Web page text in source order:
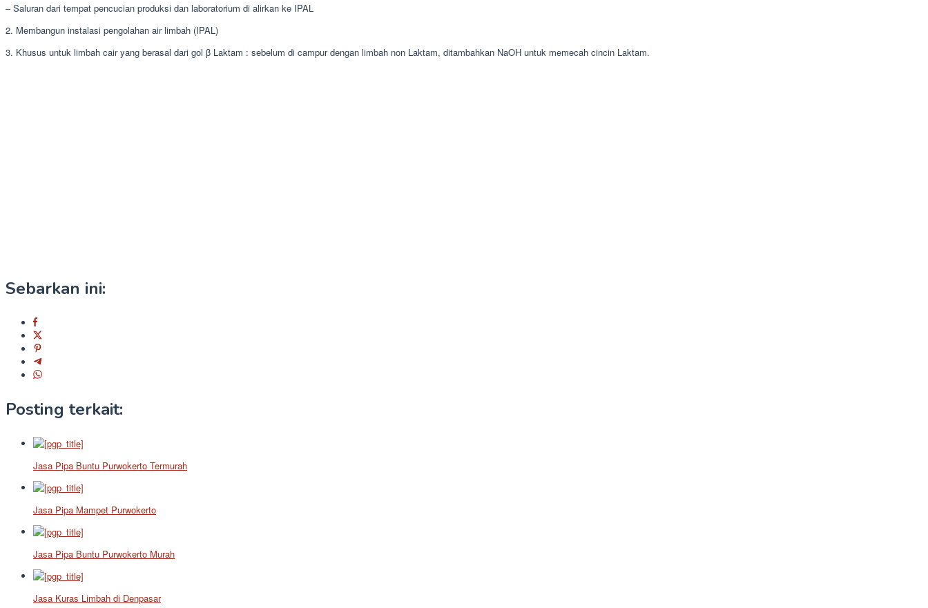
– Saluran dari tempat pencucian produksi dan laboratorium di alirkan ke IPAL
2. Membangun instalasi pengolahan air limbah (IPAL)
3. Khusus untuk limbah cair yang berasal dari gol β Laktam : sebelum di campur dengan limbah non Laktam, ditambahkan NaOH untuk memecah cincin Laktam.
Sebarkan ini:
Posting terkait:
Jasa Pipa Buntu Purwokerto Termurah
Jasa Pipa Mampet Purwokerto
Jasa Pipa Buntu Purwokerto Murah
Jasa Kuras Limbah di Denpasar